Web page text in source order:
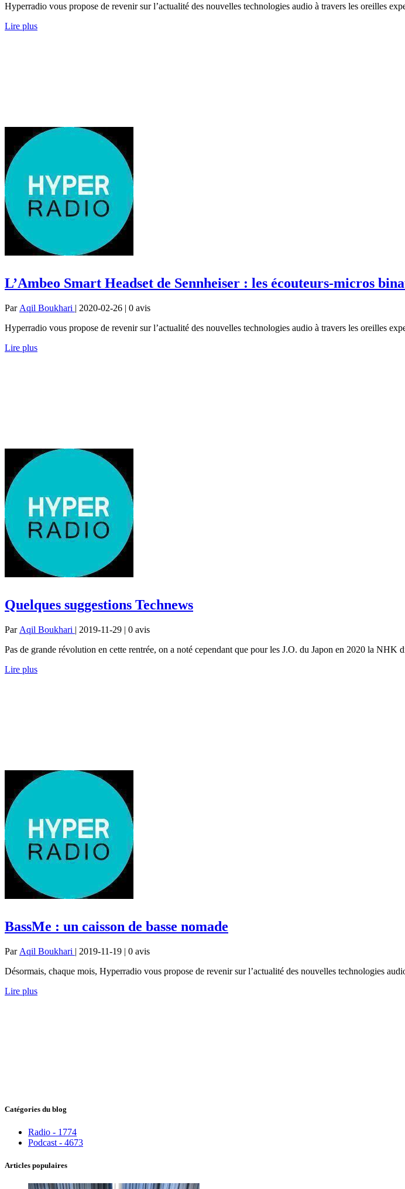
Hyperradio vous propose de revenir sur l’actualité des nouvelles technologies audio à travers les oreilles
Lire plus
L’Ambeo Smart Headset de Sennheiser : les écouteurs-micros
Par Aqil Boukhari | 2020-02-26 | 0 avis
Hyperradio vous propose de revenir sur l’actualité des nouvelles technologies audio à travers les oreilles
Lire plus
Quelques suggestions Technews
Par Aqil Boukhari | 2019-11-29 | 0 avis
Pas de grande révolution en cette rentrée, on a noté cependant que pour les J.O. du Japon en 2020 la
Lire plus
BassMe : un caisson de basse nomade
Par Aqil Boukhari | 2019-11-19 | 0 avis
Désormais, chaque mois, Hyperradio vous propose de revenir sur l’actualité des nouvelles technologies
Lire plus
Catégories du blog
Radio - 1774
Podcast - 4673
Articles populaires